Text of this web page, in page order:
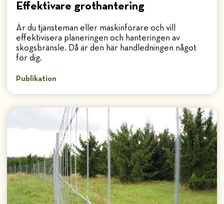
Effektivare grothantering
Är du tjänsteman eller maskinförare och vill
effektivisera planeringen och hanteringen av
skogsbränsle. Då är den här handledningen något
för dig.
Publikation